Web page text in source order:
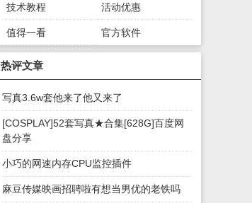
技术教程 活动优惠
值得一看
绿色软件
官方软件
热评文章
写真3.6w套他来了他又来了
[COSPLAY]52套写真★合集[628G]百度网
盘分享
小巧的网速内存CPU监控插件
麻豆传媒映画招聘啦有想当男优的老铁吗